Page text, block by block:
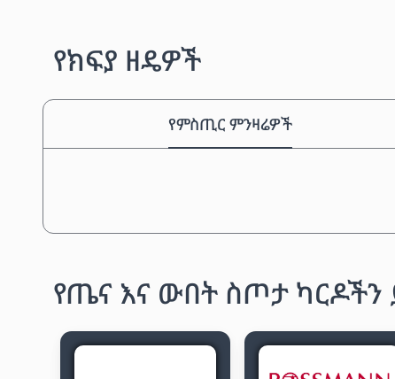
የክፍያ ዘዴዎች
የምስጢር ምንዛሬዎች
የጤና እና ውበት ስጦታ ካርዶችን